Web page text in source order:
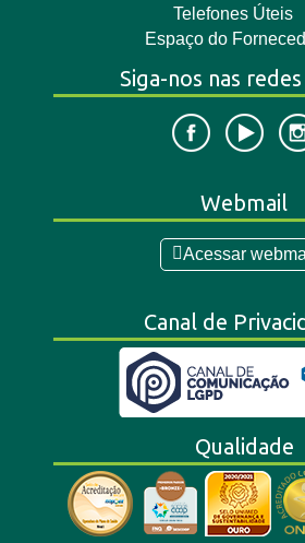
Telefones Úteis
Espaço do
Siga-nos nas redes
Webmail
Acessar
Canal de
Qualidade